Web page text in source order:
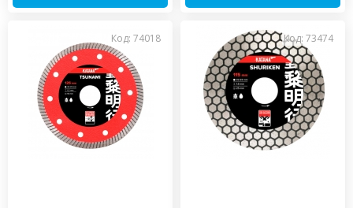
Код: 74018 Код: 73474